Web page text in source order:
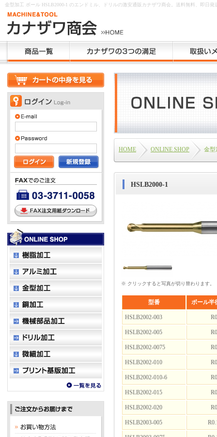
金型加工 ボール HSLB2000-1 のエンドミル、ドリルの激安通販カナザワ商会。送料無料、即日発
HOME ONLINE SHOP 金型
HSLB2000-1
※ クリックすると写真が切り替わります。
型番 ボール半
HSLB2002-003
HSLB2002-005
HSLB2002-0075
HSLB2002-010
HSLB2002-010-6
HSLB2002-015
HSLB2002-020
HSLB2003-005